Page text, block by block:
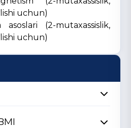
uchun)
asoslari (2-mutaxassislik,
uchun)